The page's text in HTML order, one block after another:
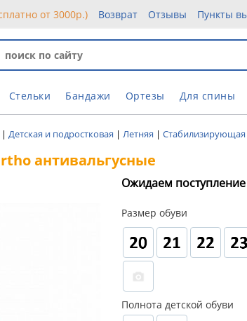
от 3000р.) Возврат Отзывы Пункты
Стельки Бандажи Ортезы Для спины
| Детская и подростковая | Летняя |
антивальгусные
Ожидаем поступление
Размер обуви
Полнота детской обуви